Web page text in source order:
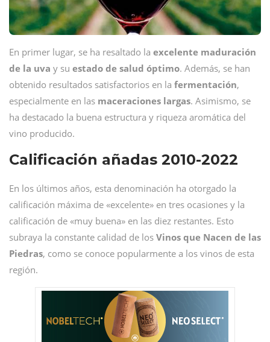
En primer lugar, se ha resaltado la excelente maduración
de la uva y su estado de salud óptimo. Además, se han
obtenido resultados satisfactorios en la fermentación,
especialmente en las maceraciones largas. Asimismo, se
ha destacado la buena estructura y riqueza aromática del
vino producido.
Calificación añadas 2010-2022
En los últimos años, esta denominación ha otorgado la
calificación máxima de «excelente» en tres ocasiones y la
calificación de «muy buena» en las diez restantes. Esto
subraya la constante calidad de los Vinos que Nacen de las
Piedras, como se conoce popularmente a los vinos de esta
región.